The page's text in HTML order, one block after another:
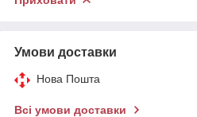
Умови доставки
Нова Пошта
Всі умови доставки